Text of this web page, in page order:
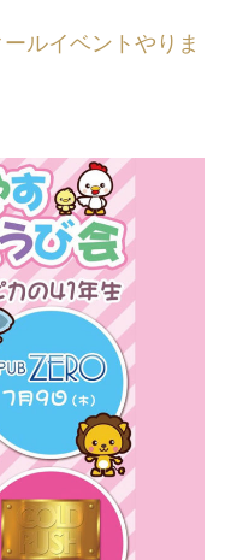
ルイベントやりま